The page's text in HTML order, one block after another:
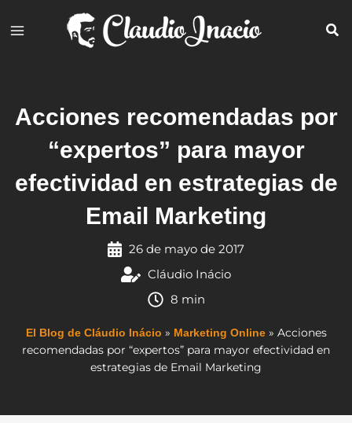
Acciones recomendadas por
“expertos” para mayor
efectividad en estrategias de
Email Marketing
26 de mayo de 2017
Cláudio Inácio
8 min
El Blog de Cláudio Inácio » Marketing Online» Acciones
recomendadas por “expertos” para mayor efectividad en
estrategias de Email Marketing